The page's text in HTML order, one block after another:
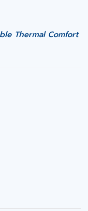
Thermal Comfort